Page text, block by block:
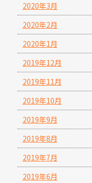
2020年3月
2020年2月
2020年1月
2019年12月
2019年11月
2019年10月
2019年9月
2019年8月
2019年7月
2019年6月